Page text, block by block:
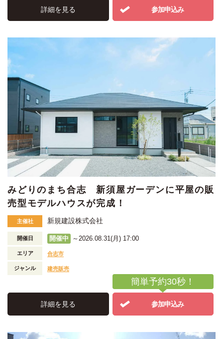
詳細を見る 参加申込み
みどりのまち合志 新須屋ガーデンに平屋の販
売型モデルハウスが完成！
主催社 新規建設株式会社
開催日 開催中 ～2026.08.31(月) 17:00
エリア 合志市
ジャンル 建売販売
詳細を見る 参加申込み
簡単予約30秒！